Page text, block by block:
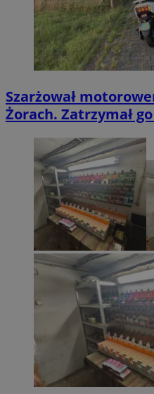
Szarżował
Żorach. Zatrzymał